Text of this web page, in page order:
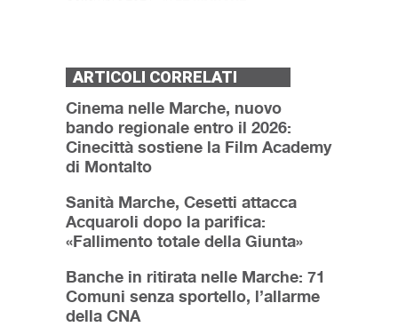
ARTICOLI CORRELATI
Cinema nelle Marche, nuovo
bando regionale entro il 2026:
Cinecittà sostiene la Film Academy
di Montalto
Sanità Marche, Cesetti attacca
Acquaroli dopo la parifica:
«Fallimento totale della Giunta»
Banche in ritirata nelle Marche: 71
Comuni senza sportello, l’allarme
della CNA